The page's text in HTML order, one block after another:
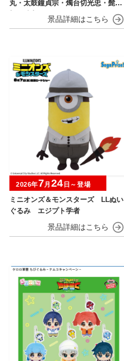
丸・太鼓鐘貞宗・燭台切光忠・髭
ミニオンズ＆モンスターズ LLぬい
ぐるみ エジプト学者
2026年7月 24 日～登場